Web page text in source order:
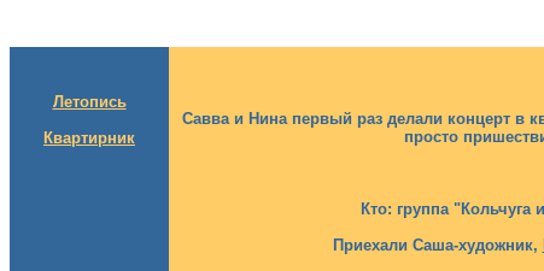
Летопись
Квартирник
Савва и Нина первый раз делали концерт в
просто
Кто: группа
Приехали Саша-художник,